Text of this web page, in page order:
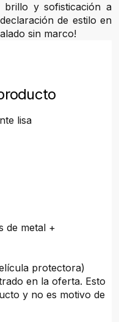
y sofisticación a
de estilo en
sin marco!
lisa
de metal +
protectora)
en la oferta. Esto
y no es motivo de